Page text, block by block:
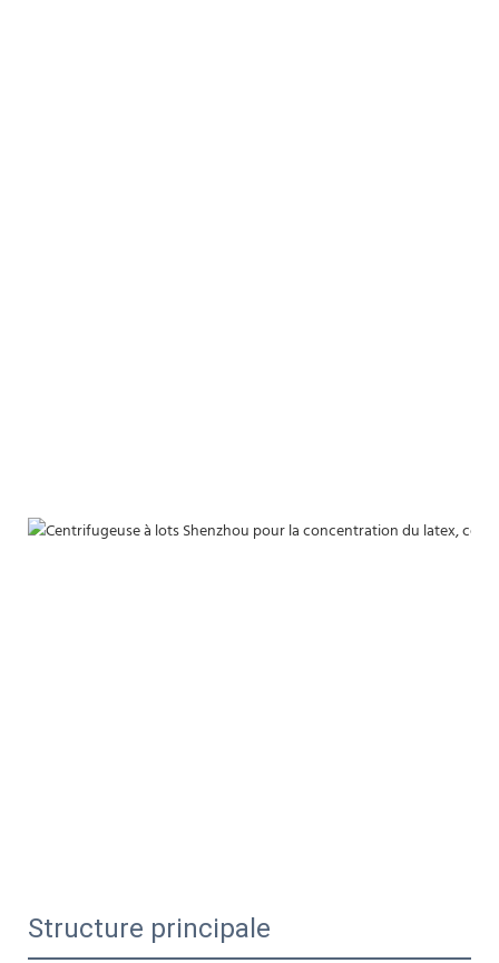
Structure principale